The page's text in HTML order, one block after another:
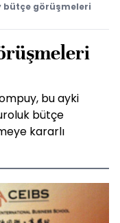
bütçe görüşmeleri
bu ayki
bütçe
kararlı